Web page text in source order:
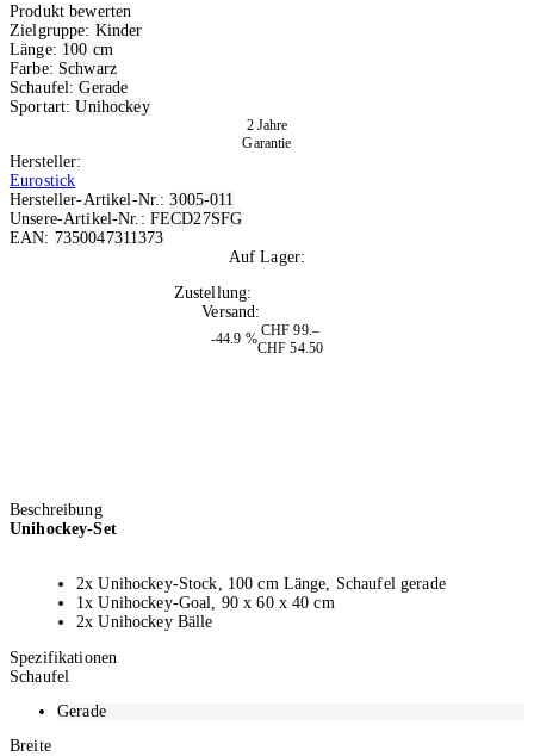
Produkt bewerten
Zielgruppe: Kinder
Länge: 100 cm
Farbe: Schwarz
Schaufel:Gerade
Sportart:Unihockey
2 Jahre
Garantie
Hersteller:
Eurostick
Hersteller-Artikel-Nr.:3005-011
Unsere-Artikel-Nr.: FECD27SFG
EAN: 7350047311373
Auf Lager:
Zustellung:
Versand:
-44.9 %
CHF 99.–
CHF 54.50
Beschreibung
Unihockey-Set
2x Unihockey-Stock, 100 cm Länge, Schaufel gerade
1x Unihockey-Goal, 90 x 60 x 40 cm
2x Unihockey Bälle
Spezifikationen
Schaufel
Gerade
Breite